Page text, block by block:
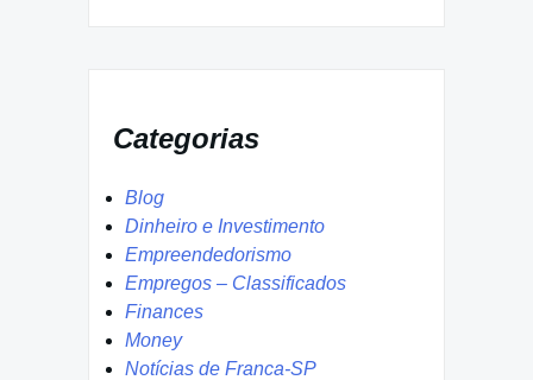
Categorias
Blog
Dinheiro e Investimento
Empreendedorismo
Empregos – Classificados
Finances
Money
Notícias de Franca-SP